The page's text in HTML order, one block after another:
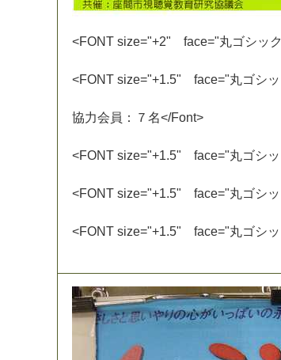
<FONT size="+2" face="丸ゴシッ ク
<FONT size="+1.5" face="丸ゴシッ
協力会 員 ： ７ 名</Font>
<FONT size="+1.5" face="丸ゴシッ
<FONT size="+1.5" face="丸ゴシッ
<FONT size="+1.5" face="丸ゴシッ